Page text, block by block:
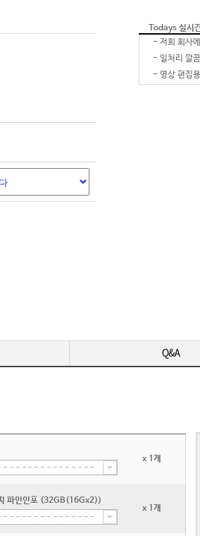
Todays 실시
-
-
-
x 1개
파인인포 (32GB(16Gx2))
x 1개